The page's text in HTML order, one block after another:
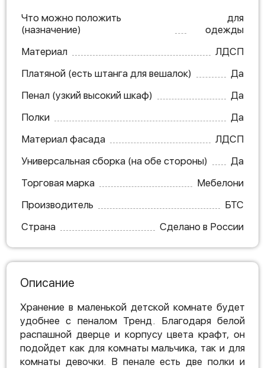
Что можно положить
(назначение)
для
одежды
Материал
ЛДСП
Платяной (есть штанга для вешалок)
Да
Пенал (узкий высокий шкаф)
Да
Полки
Да
Материал фасада
ЛДСП
Универсальная сборка (на обе стороны)
Да
Торговая марка
Мебелони
Производитель
БТС
Страна
Сделано в России
Описание
Хранение в маленькой детской комнате будет
удобнее с пеналом Тренд. Благодаря белой
распашной дверце и корпусу цвета крафт, он
подойдет как для комнаты мальчика, так и для
комнаты девочки. В пенале есть две полки и